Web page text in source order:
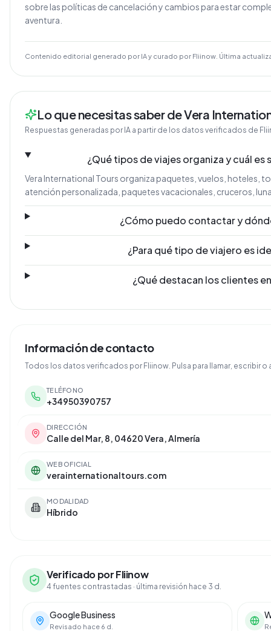
sobre las políticas de cancelación y cambios para estar
aventura.
Contenido editorial generado por IA y curado por Fliinow. Última
Lo que necesitas saber de Vera
Respuestas generadas por IA a partir de los datos verificados de
¿Qué tipos de viajes organiza y cuál es
Vera International Tours organiza paquetes, vuelos, hoteles,
atención personalizada, paquetes vacacionales, cruceros,
¿Cómo puedo contactar y
¿Para qué tipo de viajero es
¿Qué destacan los clientes
Información de contacto
Todos los datos verificados por Fliinow. Pulsa para llamar, escribir o
TELÉFONO
+34950390757
DIRECCIÓN
Calle del Mar, 8, 04620 Vera, Almería
WEB OFICIAL
verainternationaltours.com
MODALIDAD
Híbrido
Verificado por Fliinow
4 fuentes contrastadas · última revisión hace 3 d.
Google Business
Revisado hace 6 d.